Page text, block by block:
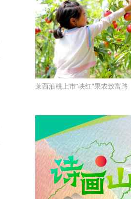
莱西油桃上市“映红”果农致富路